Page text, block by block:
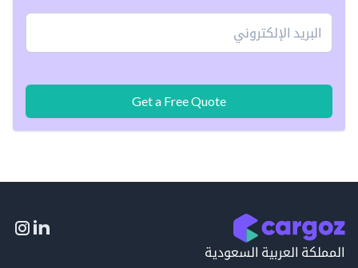
Get a Free Quote
المملكة العربية السعودية